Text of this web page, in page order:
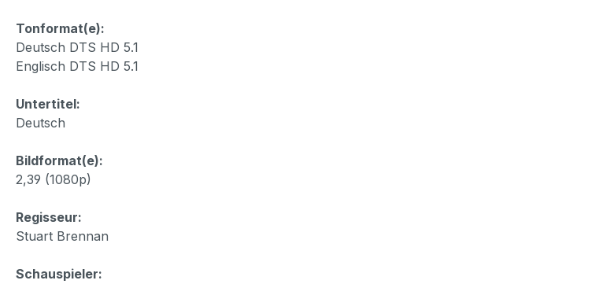
Tonformat(e):
Deutsch DTS HD 5.1
Englisch DTS HD 5.1
Untertitel:
Deutsch
Bildformat(e):
2,39 (1080p)
Regisseur:
Stuart Brennan
Schauspieler: